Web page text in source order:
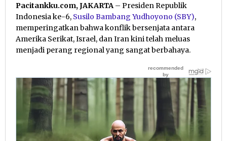
Pacitankku.com, JAKARTA – Presiden Republik
Indonesia ke-6, Susilo Bambang Yudhoyono (SBY),
memperingatkan bahwa konflik bersenjata antara
Amerika Serikat, Israel, dan Iran kini telah meluas
menjadi perang regional yang sangat berbahaya.